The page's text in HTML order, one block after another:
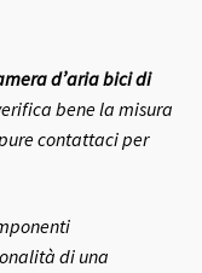
d’aria bici di
bene la misura
contattaci per
di una